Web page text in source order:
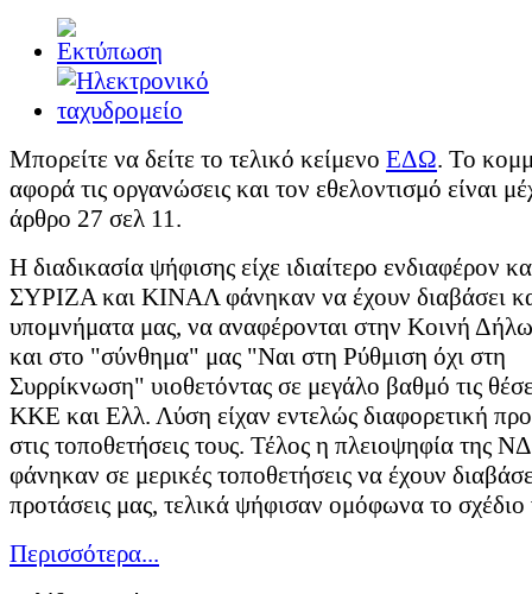
Μπορείτε να δείτε το τελικό κείμενο ΕΔΩ. Το
αφορά τις οργανώσεις και τον εθελοντισμό είναι
άρθρο 27 σελ 11.
Η διαδικασία ψήφισης είχε ιδιαίτερο ενδιαφέρον
ΣΥΡΙΖΑ και ΚΙΝΑΛ φάνηκαν να έχουν διαβάσει
υπομνήματα μας, να αναφέρονται στην Κοινή
και στο "σύνθημα" μας "Ναι στη Ρύθμιση όχι στη
Συρρίκνωση" υιοθετόντας σε μεγάλο βαθμό τις
ΚΚΕ και Ελλ. Λύση είχαν εντελώς διαφορετική
στις τοποθετήσεις τους. Τέλος η πλειοψηφία της
φάνηκαν σε μερικές τοποθετήσεις να έχουν
προτάσεις μας, τελικά ψήφισαν ομόφωνα το
Περισσότερα...